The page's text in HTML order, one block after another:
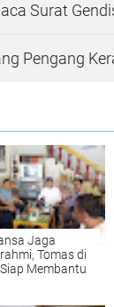
Surat
Pengang
Jaga
Tomas di
Membantu